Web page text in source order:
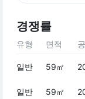
경쟁률
유형 면적
일반 59㎡
일반 59㎡